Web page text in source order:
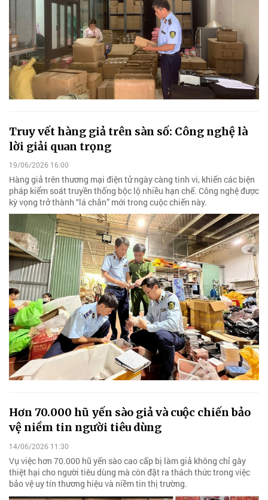
Truy vết hàng giả trên sàn số: Công nghệ là
lời giải quan trọng
19/06/2026 16:00
Hàng giả trên thương mại điện tử ngày càng tinh vi, khiến các biện
pháp kiểm soát truyền thống bộc lộ nhiều hạn chế. Công nghệ được
kỳ vọng trở thành “lá chắn” mới trong cuộc chiến này.
Hơn 70.000 hũ yến sào giả và cuộc chiến bảo
vệ niềm tin người tiêu dùng
14/06/2026 11:30
Vụ việc hơn 70.000 hũ yến sào cao cấp bị làm giả không chỉ gây
thiệt hại cho người tiêu dùng mà còn đặt ra thách thức trong việc
bảo vệ uy tín thương hiệu và niềm tin thị trường.